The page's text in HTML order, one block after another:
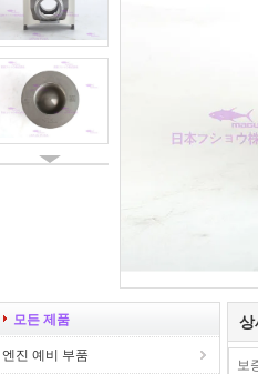
모든 제품
엔진 예비 부품
상
보